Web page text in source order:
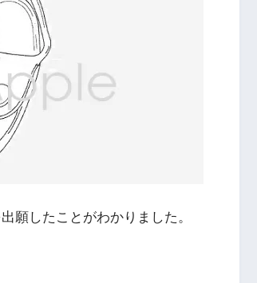
願したことがわかりました。